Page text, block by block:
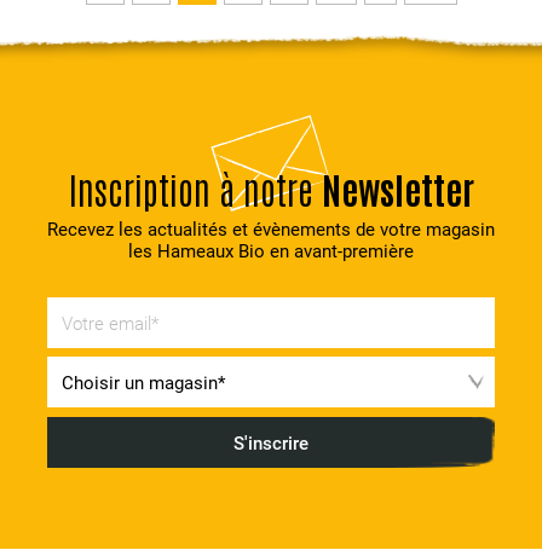
Inscription à notreNewsletter
Recevez les actualités et évènements de votre magasin
les Hameaux Bio en avant-première